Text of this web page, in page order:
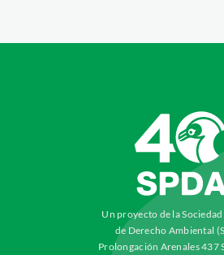
Un proyecto de la
de Derecho Ambiental
Prolongación Arenales 437